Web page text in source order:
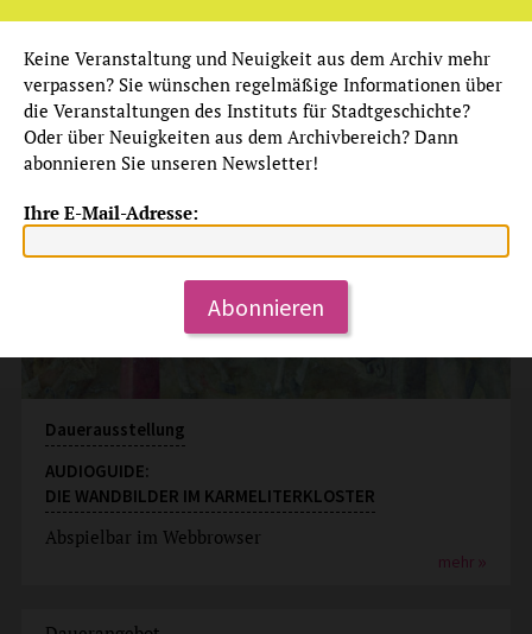
Dauerausstellung
AUDIOGUIDE:
DIE WANDBILDER IM KARMELITERKLOSTER
Abspielbar im Webbrowser
mehr
Keine Veranstaltung und Neuigkeit aus dem Archiv mehr
verpassen? Sie wünschen regelmäßige Informationen über
die Veranstaltungen des Instituts für Stadtgeschichte?
Oder über Neuigkeiten aus dem Archivbereich? Dann
abonnieren Sie unseren Newsletter!
Ihre E-Mail-Adresse:
Abonnieren